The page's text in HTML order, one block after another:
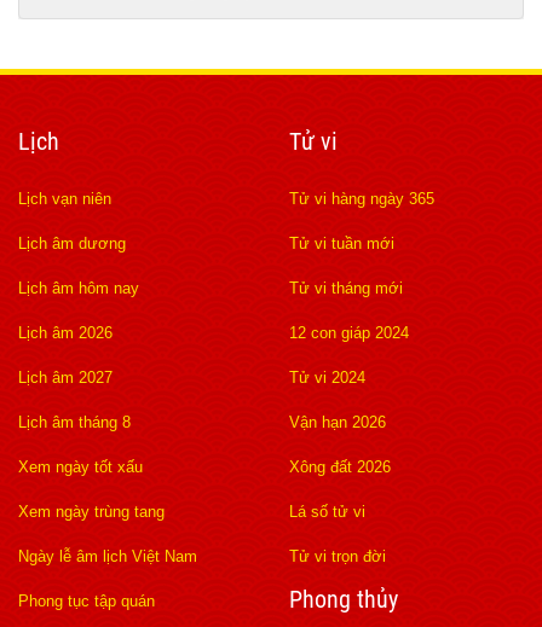
Lịch
Lịch vạn niên
Lịch âm dương
Lịch âm hôm nay
Lịch âm 2026
Lịch âm 2027
Lịch âm tháng 8
Xem ngày tốt xấu
Xem ngày trùng tang
Ngày lễ âm lịch Việt Nam
Phong tục tập quán
Tử vi
Tử vi hàng ngày 365
Tử vi tuần mới
Tử vi tháng mới
12 con giáp 2024
Tử vi 2024
Vận hạn 2026
Xông đất 2026
Lá số tử vi
Tử vi trọn đời
Phong thủy